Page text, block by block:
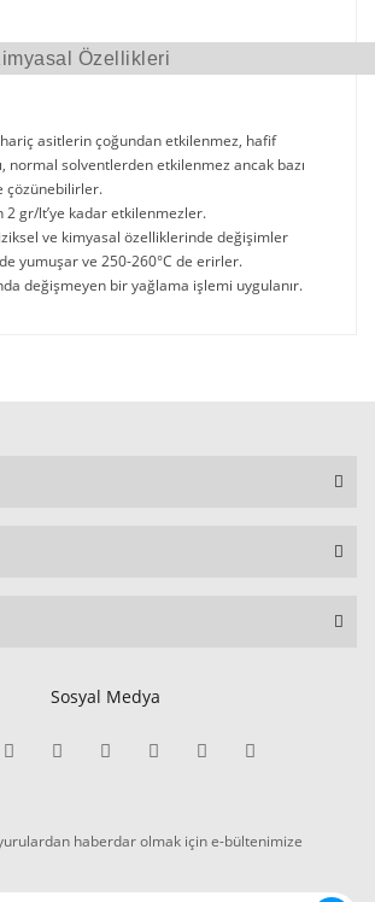
Özellikleri
hariç asitlerin çoğundan etkilenmez, hafif
normal solventlerden etkilenmez ancak bazı
çözünebilirler.
2 gr/lt’ye kadar etkilenmezler.
ve kimyasal özelliklerinde değişimler
yumuşar ve 250-260°C de erirler.
değişmeyen bir yağlama işlemi uygulanır.
Sosyal Medya
haberdar olmak için e-bültenimize